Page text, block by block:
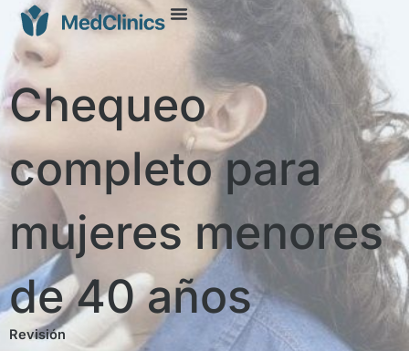
Chequeo
completo para
mujeres menores
de 40 años
Revisión